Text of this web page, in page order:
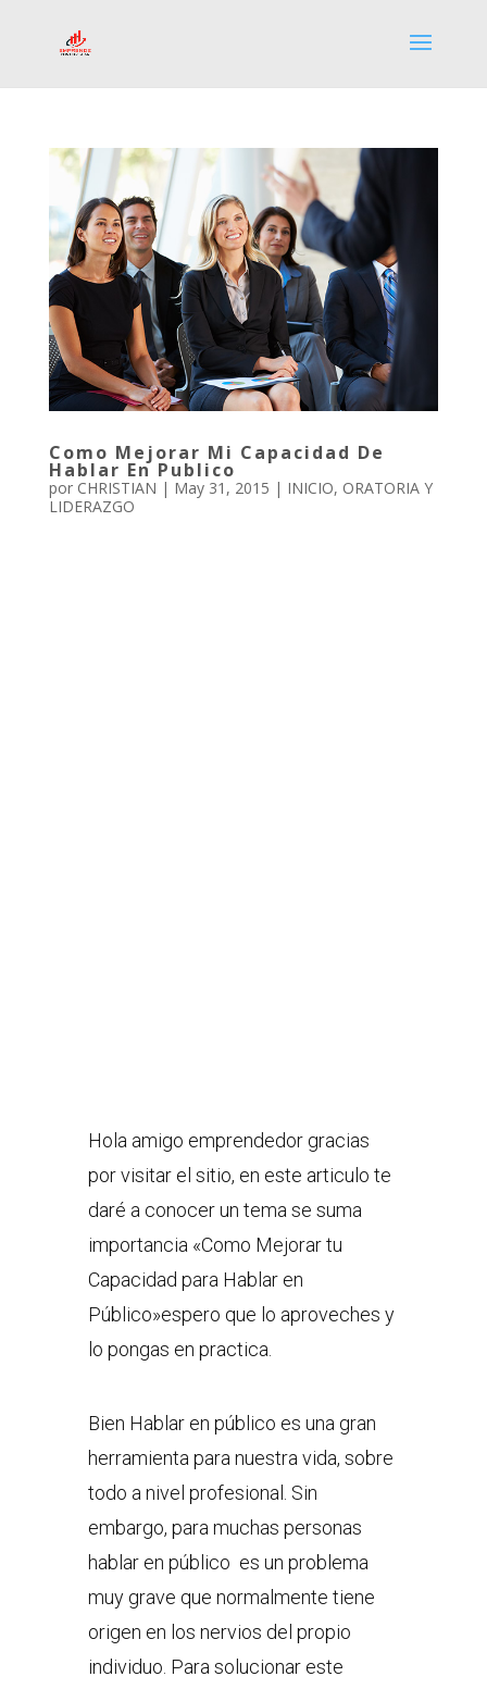
Como Mejorar Mi Capacidad De
Hablar En Publico
por CHRISTIAN | May 31, 2015 | INICIO, ORATORIA Y
LIDERAZGO
Hola amigo emprendedor gracias
por visitar el sitio, en este articulo te
daré a conocer un tema se suma
importancia «Como Mejorar tu
Capacidad para Hablar en
Público»espero que lo aproveches y
lo pongas en practica.
Bien Hablar en público es una gran
herramienta para nuestra vida, sobre
todo a nivel profesional. Sin
embargo, para muchas personas
hablar en público es un problema
muy grave que normalmente tiene
origen en los nervios del propio
individuo. Para solucionar este